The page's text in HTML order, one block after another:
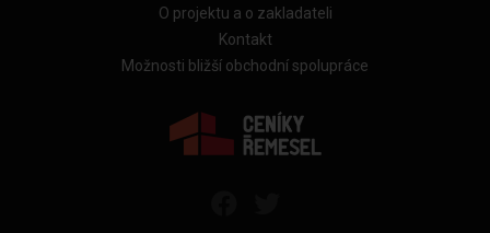
O projektu a o zakladateli
Kontakt
Možnosti bližší obchodní spolupráce